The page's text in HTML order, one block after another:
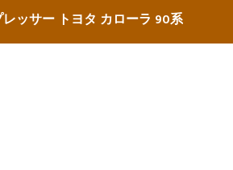
ッサー トヨタ カローラ 90系